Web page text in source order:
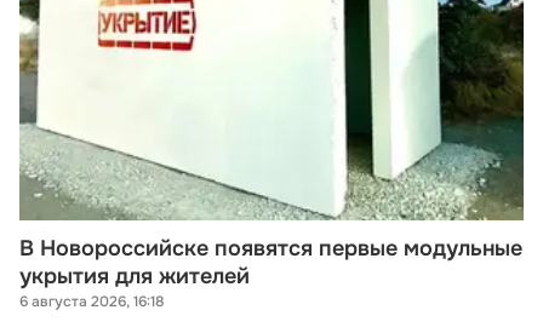
В Новороссийске появятся первые модульные
укрытия для жителей
6 августа 2026, 16:18